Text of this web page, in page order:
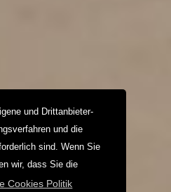
und Drittanbieter-
und die
sind. Wenn Sie
wir, dass Sie die
Cookies Politik